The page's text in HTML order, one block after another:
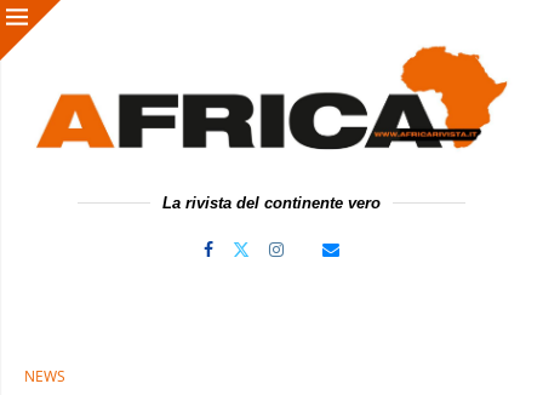
La rivista del continente vero
NEWS